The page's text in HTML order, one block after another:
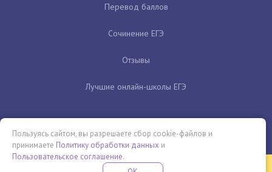
Перевод баллов
Сочинение ЕГЭ
Отзывы
Лучшие онлайн-школы ЕГЭ
Пользуясь сайтом, вы разрешаете сбор cookie-файлов и
принимаете Политику обработки данных и
Пользовательское соглашение.